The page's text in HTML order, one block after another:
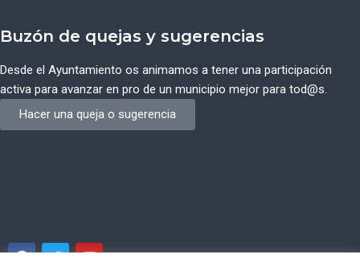
Buzón de quejas y sugerencias
Desde el Ayuntamiento os animamos a tener una participación
activa para avanzar en pro de un municipio mejor para tod@s.
Hacer una queja o sugerencia